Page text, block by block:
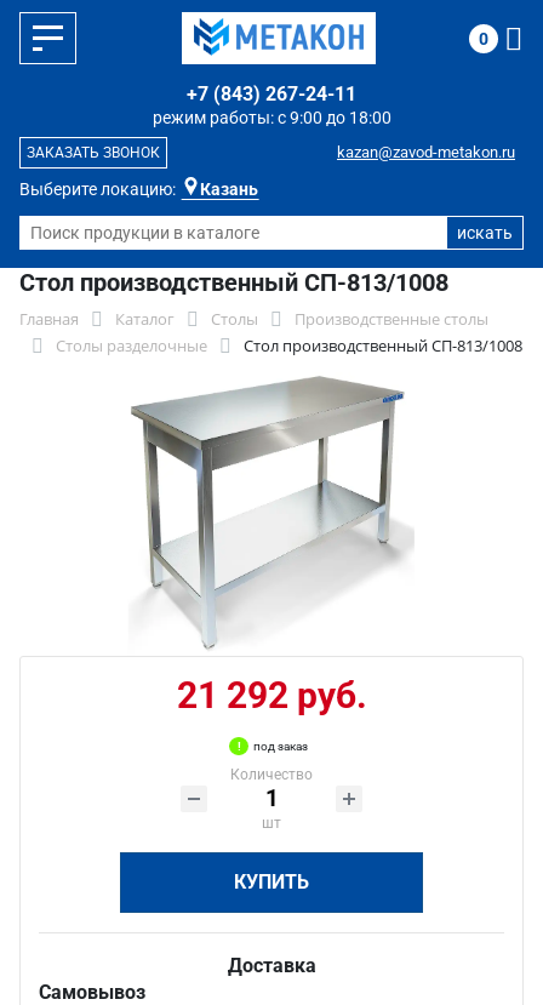
Выберите локацию: Казань
режим работы: с 9:00 до 18:00
+7 (843) 267-24-11
kazan@zavod-metakon.ru
ЗАКАЗАТЬ ЗВОНОК
0
Стол производственный СП-813/1008
Главная Каталог Столы
Производственные столы
Столы разделочные
Стол производственный СП-813/1008
21 292 руб.
под заказ
Количество
шт
КУПИТЬ
Доставка
Самовывоз